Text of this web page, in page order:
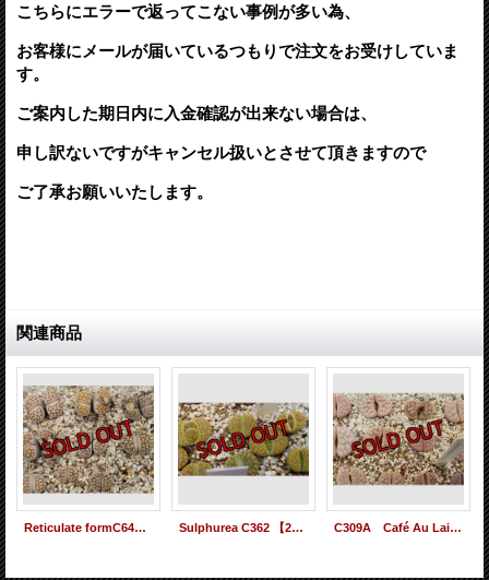
こちらにエラーで返ってこない事例が多い為、
お客様にメールが届いているつもりで注文をお受けしていま
す。
ご案内した期日内に入金確認が出来ない場合は、
申し訳ないですがキャンセル扱いとさせて頂きますので
ご了承お願いいたします。
関連商品
Reticulate formC64【26-1】 Sulphurea C362 【26-1】 C309A Café Au Lait【26-1】